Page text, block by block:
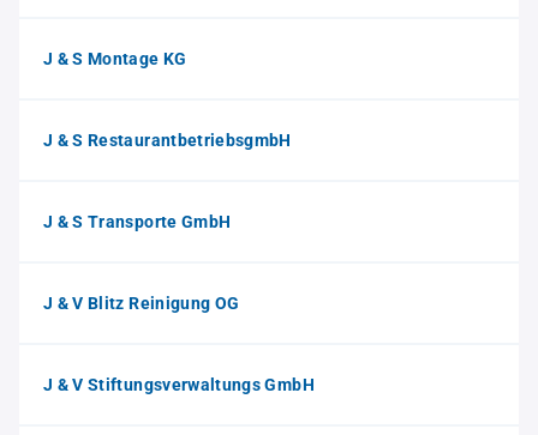
J & S Montage KG
J & S RestaurantbetriebsgmbH
J & S Transporte GmbH
J & V Blitz Reinigung OG
J & V Stiftungsverwaltungs GmbH